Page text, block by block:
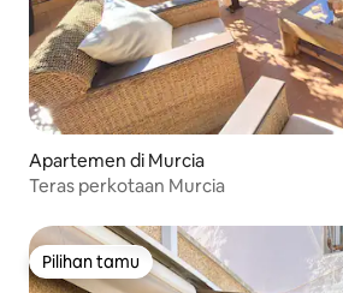
Apartemen di Murcia
Teras perkotaan Murcia
Pilihan tamu
Pilihan tamu